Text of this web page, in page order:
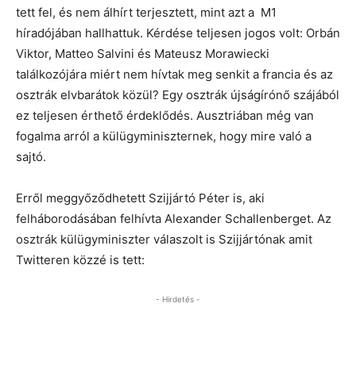
tett fel, és nem álhírt terjesztett, mint azt a M1
híradójában hallhattuk. Kérdése teljesen jogos volt: Orbán
Viktor, Matteo Salvini és Mateusz Morawiecki
találkozójára miért nem hívtak meg senkit a francia és az
osztrák elvbarátok közül? Egy osztrák újságírónő szájából
ez teljesen érthető érdeklődés. Ausztriában még van
fogalma arról a külügyminiszternek, hogy mire való a
sajtó.
Erről meggyőződhetett Szijjártó Péter is, aki
felháborodásában felhívta Alexander Schallenberget. Az
osztrák külügyminiszter válaszolt is Szijjártónak amit
Twitteren közzé is tett:
- Hirdetés -